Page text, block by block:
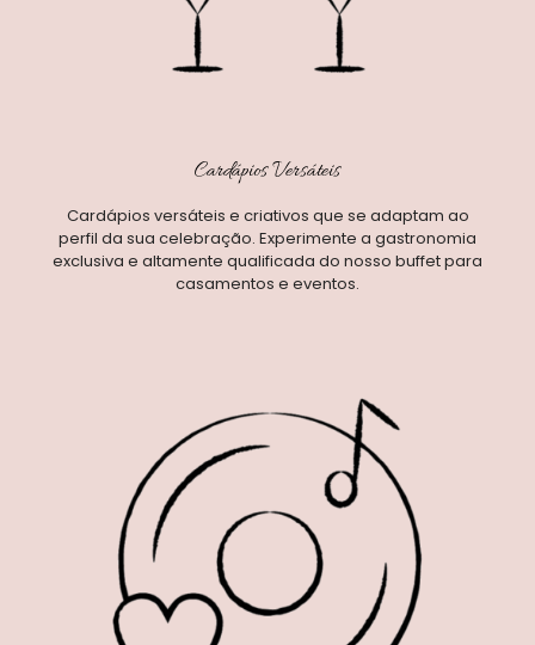
Cardápios Versáteis
Cardápios versáteis e criativos que se adaptam ao
perfil da sua celebração. Experimente a gastronomia
exclusiva e altamente qualificada do nosso buffet para
casamentos e eventos.